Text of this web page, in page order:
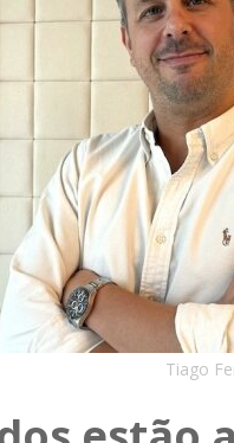
Tiago